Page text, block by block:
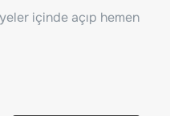
içinde açıp hemen